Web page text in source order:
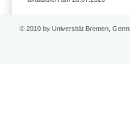
© 2010 by Universität Bremen,